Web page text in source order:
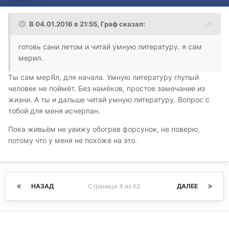
В 04.01.2016 в 21:55, Граф сказал:
готовь сани летом и читай умную литературу. я сам
мерил.
Ты сам мерЯл, для начала. Умную литературу глупый
человек не поймёт. Без намёков, простое замечание из
жизни. А ты и дальше читай умную литературу. Вопрос с
тобой для меня исчерпан.
Пока живьём не увижу обогрев форсунок, не поверю,
потому что у меня не похоже на это.
НАЗАД ДАЛЕЕ
Страница 4 из 62